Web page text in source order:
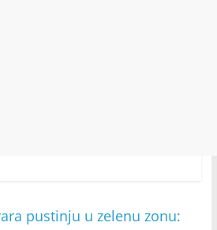
pustinju u zelenu zonu: